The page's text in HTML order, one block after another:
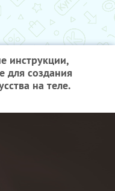
инструкции,
для создания
на теле.